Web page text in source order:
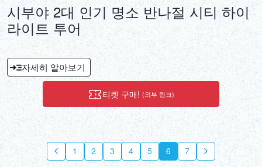
시부야 2대 인기 명소 반나절 시티 하이
라이트 투어
자세히 알아보기
티켓 구매! (외부 링크)
1 2 3 4 5 6 7 8